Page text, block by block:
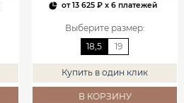
от13 625 ₽x 6 платежей
Выберите размер:
18,5
19
Купить в один клик
В КОРЗИНУ